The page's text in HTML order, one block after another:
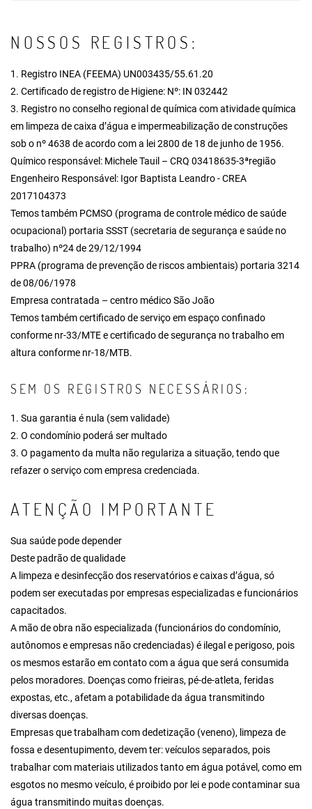
NOSSOS REGISTROS:
1. Registro INEA (FEEMA) UN003435/55.61.20
2. Certificado de registro de Higiene: Nº: IN 032442
3. Registro no conselho regional de química com atividade química
em limpeza de caixa d’água e impermeabilização de construções
sob o nº 4638 de acordo com a lei 2800 de 18 de junho de 1956.
Químico responsável: Michele Tauil – CRQ 03418635-3ªregião
Engenheiro Responsável: Igor Baptista Leandro - CREA
2017104373
Temos também PCMSO (programa de controle médico de saúde
ocupacional) portaria SSST (secretaria de segurança e saúde no
trabalho) nº24 de 29/12/1994
PPRA (programa de prevenção de riscos ambientais) portaria 3214
de 08/06/1978
Empresa contratada – centro médico São João
Temos também certificado de serviço em espaço confinado
conforme nr-33/MTE e certificado de segurança no trabalho em
altura conforme nr-18/MTB.
SEM OS REGISTROS NECESSÁRIOS:
1. Sua garantia é nula (sem validade)
2. O condomínio poderá ser multado
3. O pagamento da multa não regulariza a situação, tendo que
refazer o serviço com empresa credenciada.
ATENÇÃO IMPORTANTE
Sua saúde pode depender
Deste padrão de qualidade
A limpeza e desinfecção dos reservatórios e caixas d’água, só
podem ser executadas por empresas especializadas e funcionários
capacitados.
A mão de obra não especializada (funcionários do condomínio,
autônomos e empresas não credenciadas) é ilegal e perigoso, pois
os mesmos estarão em contato com a água que será consumida
pelos moradores. Doenças como frieiras, pé-de-atleta, feridas
expostas, etc., afetam a potabilidade da água transmitindo
diversas doenças.
Empresas que trabalham com dedetização (veneno), limpeza de
fossa e desentupimento, devem ter: veículos separados, pois
trabalhar com materiais utilizados tanto em água potável, como em
esgotos no mesmo veículo, é proibido por lei e pode contaminar sua
água transmitindo muitas doenças.